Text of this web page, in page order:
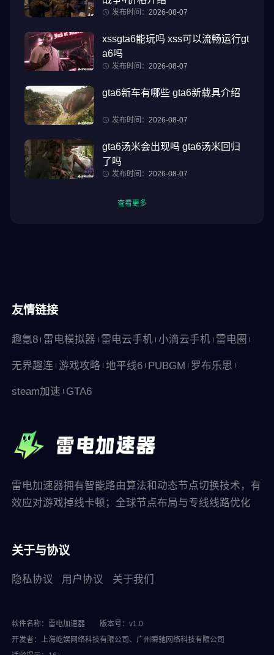
发布时间： 2026-08-07
xssgta6能玩吗 xss可以流畅运行gt
a6吗
发布时间： 2026-08-07
gta6新车有哪些 gta6新载具介绍
发布时间： 2026-08-07
gta6汤米会出现吗 gta6汤米回归
了吗
发布时间： 2026-08-07
查看更多
友情链接
趣氪8 雷电模拟器 雷电云手机 小滴云手机 雷电圈
无界趣连 游戏攻略 地平线6 PUBGM 罗布乐思
steam加速 GTA6
雷电加速器拥有智能路由算法和动态节点切换技术，有
效应对游戏掉线卡顿；全球节点布局与专线线路优化
关于与协议
隐私协议 用户协议 关于我们
软件名称：雷电加速器
版本号：v1.0
开发者：上海屹娱网络科技有限公司、广州瞬驰网络科技有限公司